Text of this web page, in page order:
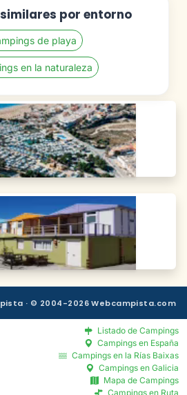
por entorno
de playa
en la naturaleza
· © 2004-2026 Webcampista.com
Listado de Campings
Campings en España
Campings en la Rías Baixas
Campings en Galicia
Mapa de Campings
Campings en Ruta